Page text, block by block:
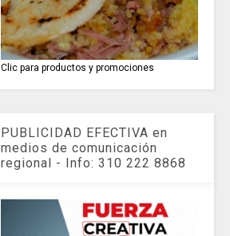
Clic para productos y promociones
PUBLICIDAD EFECTIVA en
medios de comunicación
regional - Info: 310 222 8868